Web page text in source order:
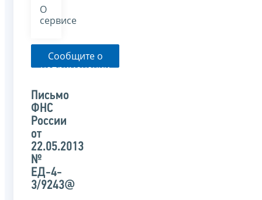
О
сервисе
Сообщите о
неприменении
органом
указанного
письма
Письмо
ФНС
России
от
22.05.2013
№
ЕД-4-
3/9243@